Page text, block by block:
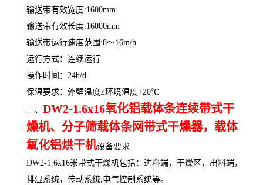
输送带有效宽度:1600mm
输送带有效长度:16000mm
输送带运行速度范围:8～16m/h
运行方式：连续运行
操作时间：24h/d
保温要求：外壁温度≤环境温度+20℃
三、 DW2-1.6x16氧化铝载体条连续带式干
燥机、分子筛载体条网带式干燥器， 载体
氧化铝烘干机设备要求
DW2-1.6x16米带式干燥机包括：进料端，干燥区，出料端，
排湿系统，传动系统,电气控制系统等。